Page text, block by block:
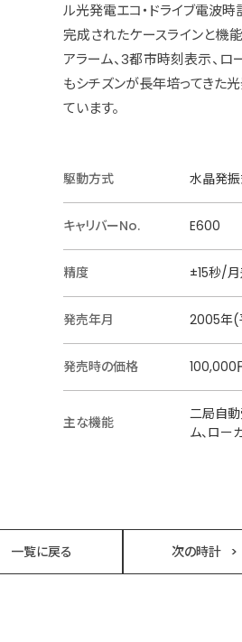
ル光発電エコ・ドライブ電波時
完成されたケースラインと機
アラーム、3都市時刻表示、
もシチズンが長年培ってきた
ています。
駆動方式 水晶発
キャリバーNo. E600
精度 ±15秒/
発売年月 2005年(
発売時の価格 100,000
主な機能
二局自動
ム、ロー
一覧に戻る 次の時計